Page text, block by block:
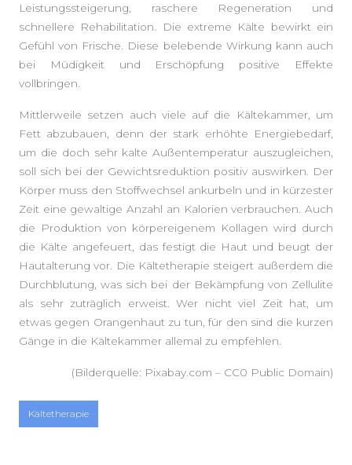
Leistungssteigerung, raschere Regeneration und
schnellere Rehabilitation. Die extreme Kälte bewirkt ein
Gefühl von Frische. Diese belebende Wirkung kann auch
bei Müdigkeit und Erschöpfung positive Effekte
vollbringen.
Mittlerweile setzen auch viele auf die Kältekammer, um
Fett abzubauen, denn der stark erhöhte Energiebedarf,
um die doch sehr kalte Außentemperatur auszugleichen,
soll sich bei der Gewichtsreduktion positiv auswirken. Der
Körper muss den Stoffwechsel ankurbeln und in kürzester
Zeit eine gewaltige Anzahl an Kalorien verbrauchen. Auch
die Produktion von körpereigenem Kollagen wird durch
die Kälte angefeuert, das festigt die Haut und beugt der
Hautalterung vor. Die Kältetherapie steigert außerdem die
Durchblutung, was sich bei der Bekämpfung von Zellulite
als sehr zuträglich erweist. Wer nicht viel Zeit hat, um
etwas gegen Orangenhaut zu tun, für den sind die kurzen
Gänge in die Kältekammer allemal zu empfehlen.
(Bilderquelle: Pixabay.com – CC0 Public Domain)
Kältetherapie